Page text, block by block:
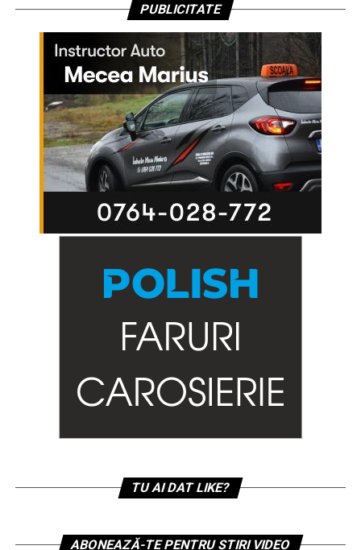
PUBLICITATE
TU AI DAT LIKE?
ABONEAZĂ-TE PENTRU ȘTIRI VIDEO